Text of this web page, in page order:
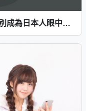
需留意的4個日本禮儀潛規則・當心別成為日本人眼中的「大雷包」喔！─旅遊篇